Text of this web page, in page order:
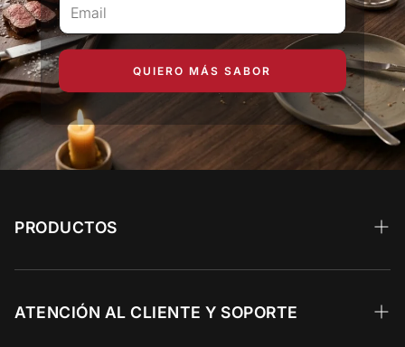
QUIERO MÁS SABOR
PRODUCTOS
Wagyu
Calidad Prime
ATENCIÓN AL CLIENTE Y SOPORTE